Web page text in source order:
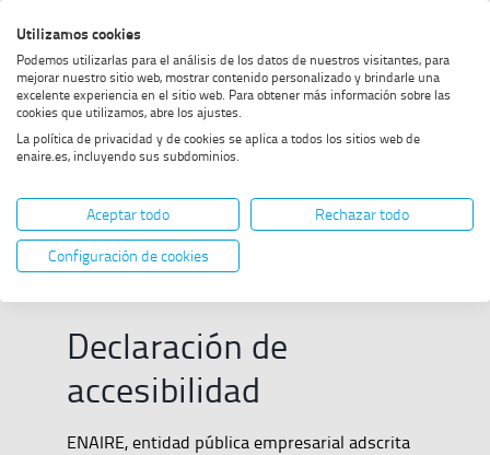
al
menú
al
contenido
al
footer
alto
contraste
Home Accesibilidad
Accesibilidad
Declaración de
accesibilidad
ENAIRE, entidad pública empresarial adscrita
Utilizamos cookies
Podemos utilizarlas para el análisis de los datos de nuestros visitantes, para
mejorar nuestro sitio web, mostrar contenido personalizado y brindarle una
excelente experiencia en el sitio web. Para obtener más información sobre las
cookies que utilizamos, abre los ajustes.
La política de privacidad y de cookies se aplica a todos los sitios web de
enaire.es, incluyendo sus subdominios.
Aceptar todo
Rechazar todo
Configuración de cookies